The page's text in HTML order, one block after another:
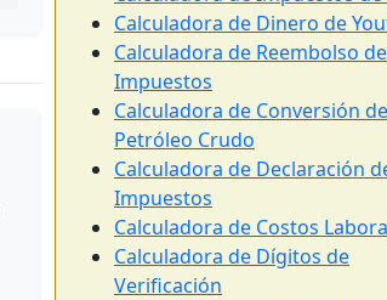
Calculadora de Dinero de
Calculadora de Reembolso de
Impuestos
Calculadora de Conversión de
Petróleo Crudo
Calculadora de Declaración
Impuestos
Calculadora de Costos
Calculadora de Dígitos de
Verificación